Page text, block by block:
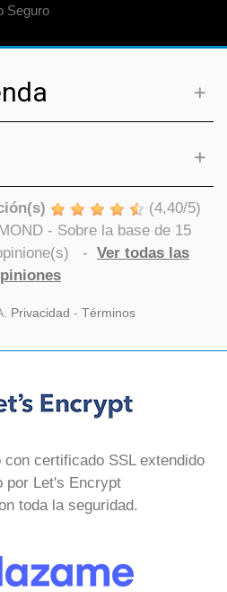
Seguro
(4,40/5)
- Sobre la base de 15
- Ver todas las
Privacidad - Términos
certificado SSL extendido
por Let's Encrypt
toda la seguridad.